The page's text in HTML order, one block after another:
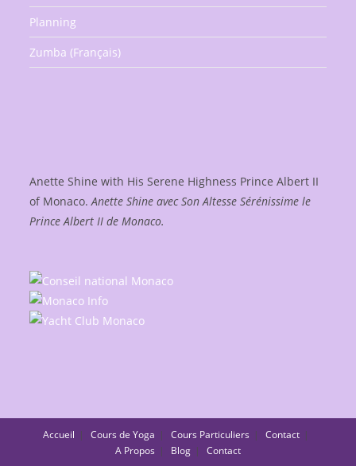
Planning
Zumba (Français)
Anette Shine with His Serene Highness Prince Albert II
of Monaco.Anette Shine avec Son Altesse Sérénissime le
Prince Albert II de Monaco.
Accueil Cours de Yoga Cours Particuliers
Contact
A Propos
Blog Contact